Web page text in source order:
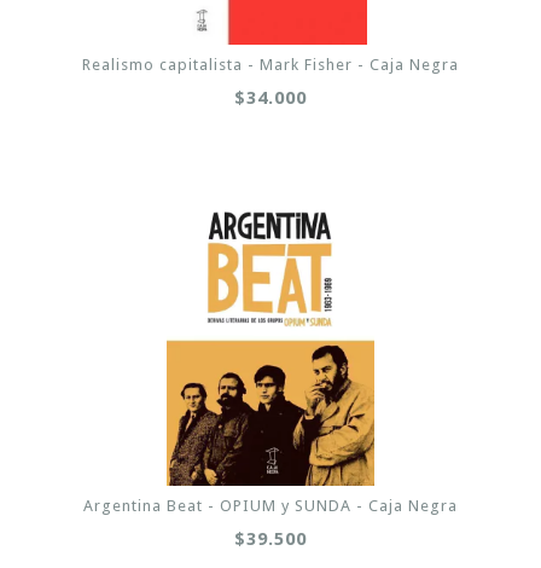
Realismo capitalista - Mark Fisher - Caja Negra
$34.000
Argentina Beat - OPIUM y SUNDA - Caja Negra
$39.500